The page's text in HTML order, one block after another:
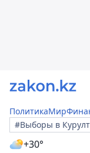
ПолитикаМир
#Выборы в
+30°